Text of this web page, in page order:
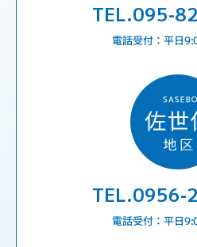
TEL.095-
電話受付：平日
TEL.0956-
電話受付：平日